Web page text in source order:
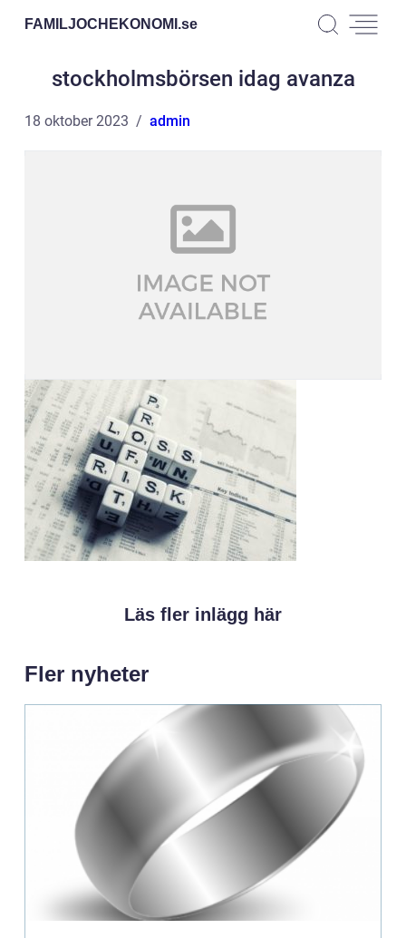
FAMILJOCHEKONOMI.se
stockholmsbörsen idag avanza
18 oktober 2023 admin
Läs fler inlägg här
Fler nyheter